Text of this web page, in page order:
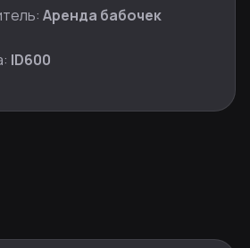
Аренда бабочек
ID600